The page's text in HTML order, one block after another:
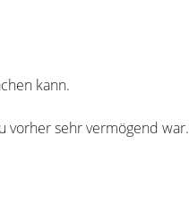
kann.
vorher sehr vermögend war.